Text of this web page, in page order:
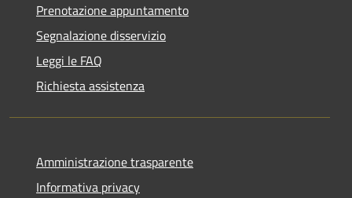
Prenotazione appuntamento
Segnalazione disservizio
Leggi le FAQ
Richiesta assistenza
Amministrazione trasparente
Informativa privacy